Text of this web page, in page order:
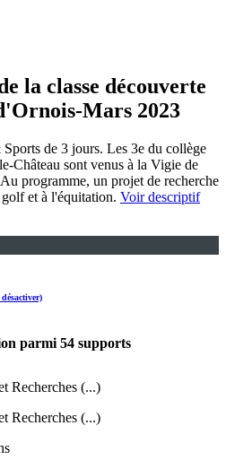
la classe découverte
Mars 2023
de 3 jours. Les 3e du collège
Château sont venus à la Vigie de
programme, un projet de recherche
et à l'équitation. Voir descriptif
parmi 54 supports
Recherches (...)
Recherches (...)